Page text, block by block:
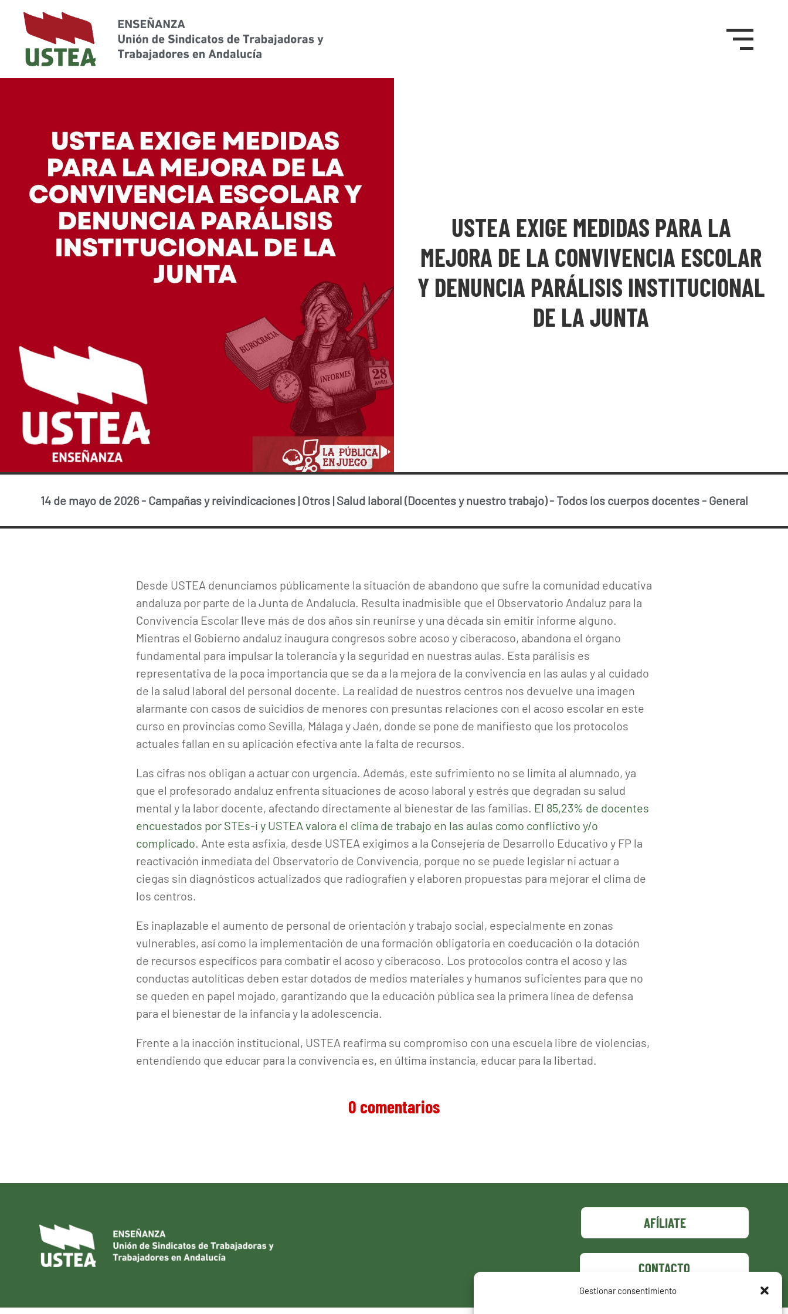
Gestionar consentimiento
USTEA EXIGE MEDIDAS PARA LA
MEJORA DE LA CONVIVENCIA ESCOLAR
Y DENUNCIA PARÁLISIS INSTITUCIONAL
DE LA JUNTA
14 de mayo de 2026- Campañas y reivindicaciones|Otros|Salud laboral (Docentes y nuestro trabajo)- Todos los cuerpos docentes- General
Desde USTEA denunciamos públicamente la situación de abandono que sufre la comunidad educativa
andaluza por parte de la Junta de Andalucía. Resulta inadmisible que el Observatorio Andaluz para la
Convivencia Escolar lleve más de dos años sin reunirse y una década sin emitir informe alguno.
Mientras el Gobierno andaluz inaugura congresos sobre acoso y ciberacoso, abandona el órgano
fundamental para impulsar la tolerancia y la seguridad en nuestras aulas. Esta parálisis es
representativa de la poca importancia que se da a la mejora de la convivencia en las aulas y al cuidado
de la salud laboral del personal docente. La realidad de nuestros centros nos devuelve una imagen
alarmante con casos de suicidios de menores con presuntas relaciones con el acoso escolar en este
curso en provincias como Sevilla, Málaga y Jaén, donde se pone de manifiesto que los protocolos
actuales fallan en su aplicación efectiva ante la falta de recursos.
Las cifras nos obligan a actuar con urgencia. Además, este sufrimiento no se limita al alumnado, ya
que el profesorado andaluz enfrenta situaciones de acoso laboral y estrés que degradan su salud
mental y la labor docente, afectando directamente al bienestar de las familias. El 85,23% de docentes
encuestados por STEs-i y USTEA valora el clima de trabajo en las aulas como conflictivo y/o
complicado . Ante esta asfixia, desde USTEA exigimos a la Consejería de Desarrollo Educativo y FP la
reactivación inmediata del Observatorio de Convivencia, porque no se puede legislar ni actuar a
ciegas sin diagnósticos actualizados que radiografíen y elaboren propuestas para mejorar el clima de
los centros.
Es inaplazable el aumento de personal de orientación y trabajo social, especialmente en zonas
vulnerables, así como la implementación de una formación obligatoria en coeducación o la dotación
de recursos específicos para combatir el acoso y ciberacoso. Los protocolos contra el acoso y las
conductas autolíticas deben estar dotados de medios materiales y humanos suficientes para que no
se queden en papel mojado, garantizando que la educación pública sea la primera línea de defensa
para el bienestar de la infancia y la adolescencia.
Frente a la inacción institucional, USTEA reafirma su compromiso con una escuela libre de violencias,
entendiendo que educar para la convivencia es, en última instancia, educar para la libertad.
0 comentarios
AFÍLIATE
CONTACTO